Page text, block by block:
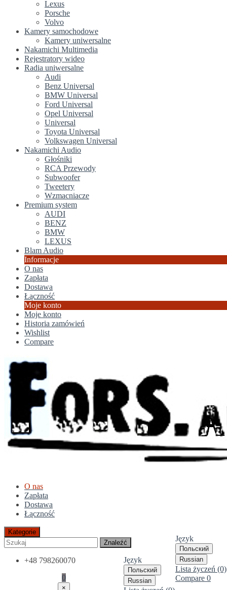
Lexus
Porsche
Volvo
Kamery samochodowe
Kamery uniwersalne
Nakamichi Multimedia
Rejestratory wideo
Radia uniwersalne
Audi
Benz Universal
BMW Universal
Ford Universal
Opel Universal
Universal
Toyota Universal
Volkswagen Universal
Nakamichi Audio
Głośniki
RCA Przewody
Subwoofer
Tweetery
Wzmacniacze
Premium system
AUDI
BENZ
BMW
LEXUS
Blam Audio
Informacje
O nas
Zapłata
Dostawa
Łączność
Moje konto
Moje konto
Historia zamówień
Wishlist
Compare
O nas
Zapłata
Dostawa
Łączność
Język
Польский
Russian
Lista życzeń (0)
Compare 0
Kategorie
Znaleźć
Język
Польский
Russian
+48 798260070
0
×